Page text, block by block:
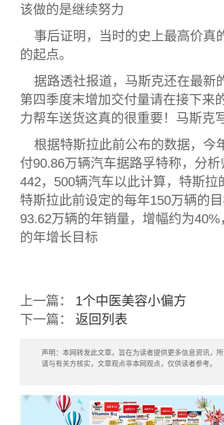
该做的是继续努力
事后证明，当时的史上最高价真
的起点。
据路透社报道，马斯克还在最新
第四季度末增加交付量请在接下来
力帮车送货这真的很重要！马斯克
根据特斯拉此前公布的数据，今
付90.86万辆汽车据路孚特称，分
442，500辆汽车以此计算，特斯
特斯拉此前设定的每年150万辆的
93.62万辆的年销量，增幅约为
的年增长目标
上一篇： 1个中医美容小偏方
下一篇： 返回列表
声明：本网转发此文章，旨在为读者提供更多信息资讯，
请与有关方核实，文章观点非本网观点，仅供读者参考。